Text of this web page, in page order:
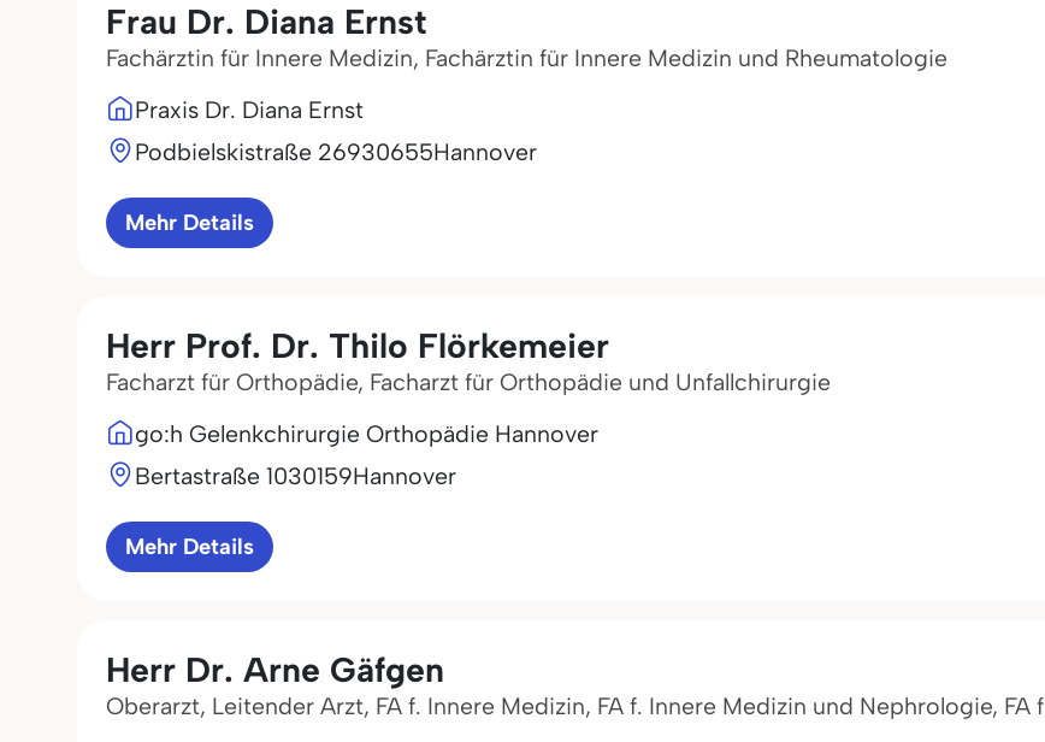
Frau Dr. Diana Ernst
Fachärztin für Innere Medizin, Fachärztin für Innere Medizin und Rheumatologie
Praxis Dr. Diana Ernst
Podbielskistraße 26930655Hannover
Mehr Details
Herr Prof. Dr. Thilo Flörkemeier
Facharzt für Orthopädie, Facharzt für Orthopädie und Unfallchirurgie
go:h Gelenkchirurgie Orthopädie Hannover
Bertastraße 1030159Hannover
Mehr Details
Herr Dr. Arne Gäfgen
Oberarzt, Leitender Arzt, FA f. Innere Medizin, FA f. Innere Medizin und Nephrologie, FA f